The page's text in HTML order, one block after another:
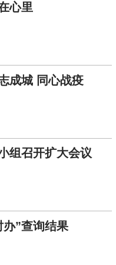
心里
成城 同心战疫
组召开扩大会议
办”查询结果